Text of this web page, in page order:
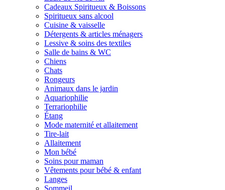
Cadeaux Spiritueux & Boissons
Spiritueux sans alcool
Cuisine & vaisselle
Détergents & articles ménagers
Lessive & soins des textiles
Salle de bains & WC
Chiens
Chats
Rongeurs
Animaux dans le jardin
Aquariophilie
Terrariophilie
Étang
Mode maternité et allaitement
Tire-lait
Allaitement
Mon bébé
Soins pour maman
Vêtements pour bébé & enfant
Langes
Sommeil